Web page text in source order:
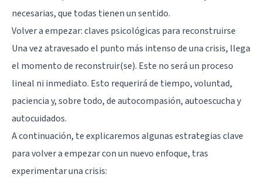
necesarias, que todas tienen un sentido.
Volver a empezar: claves psicológicas para reconstruirse
Una vez atravesado el punto más intenso de una crisis, llega
el momento de reconstruir(se). Este no será un proceso
lineal ni inmediato. Esto requerirá de tiempo, voluntad,
paciencia y, sobre todo, de autocompasión, autoescucha y
autocuidados.
A continuación, te explicaremos algunas estrategias clave
para volver a empezar con un nuevo enfoque, tras
experimentar una crisis: